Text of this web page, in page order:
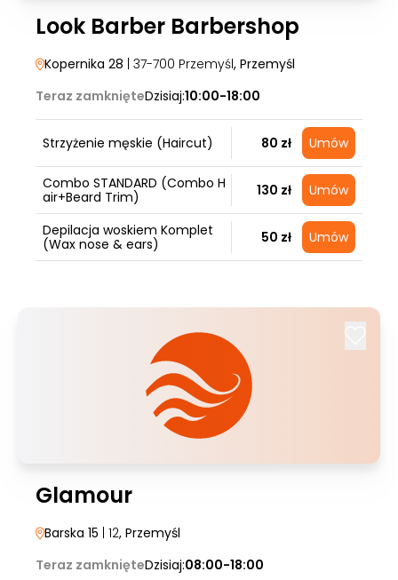
Look Barber Barbershop
Kopernika 28 | 37-700 Przemyśl, Przemyśl
Teraz zamknięteDzisiaj:10:00-18:00
Strzyżenie męskie (Haircut) 80 zł Umów
Combo STANDARD (Combo H
air+Beard Trim)
130 zł Umów
Depilacja woskiem Komplet
(Wax nose & ears)
50 zł Umów
Glamour
Barska 15 | 12, Przemyśl
Teraz zamknięteDzisiaj:08:00-18:00